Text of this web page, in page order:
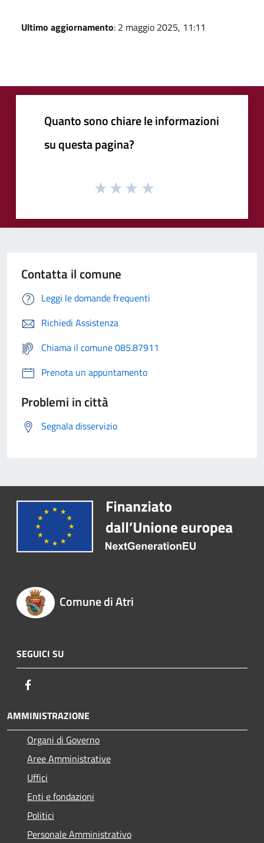
Ultimo aggiornamento: 2 maggio 2025, 11:11
Quanto sono chiare le informazioni
su questa pagina?
Contatta il comune
Leggi le domande frequenti
Richiedi Assistenza
Chiama il comune 085.87911
Prenota un appuntamento
Problemi in città
Segnala disservizio
Comune di Atri
SEGUICI SU
AMMINISTRAZIONE
Organi di Governo
Aree Amministrative
Uffici
Enti e fondazioni
Politici
Personale Amministrativo